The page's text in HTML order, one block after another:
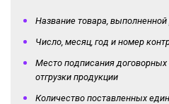
Название товара,
Число, месяц, год и номер
Место подписания договорных
отгрузки продукции
Количество поставленных